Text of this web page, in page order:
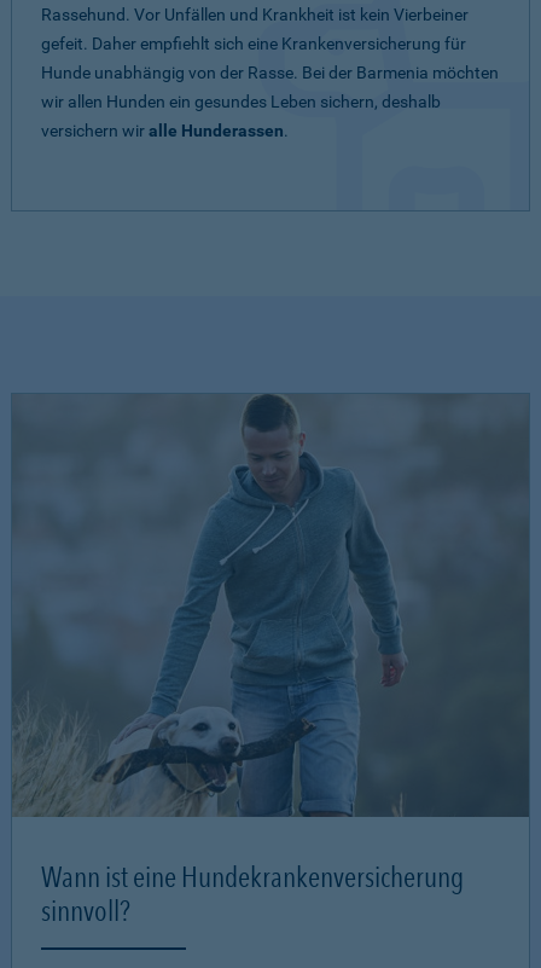
Rassehund. Vor Unfällen und Krankheit ist kein Vierbeiner
gefeit. Daher empfiehlt sich eine Krankenversicherung für
Hunde unabhängig von der Rasse. Bei der Barmenia möchten
wir allen Hunden ein gesundes Leben sichern, deshalb
versichern wiralle Hunderassen.
Wann ist eine Hundekrankenversicherung
sinnvoll?